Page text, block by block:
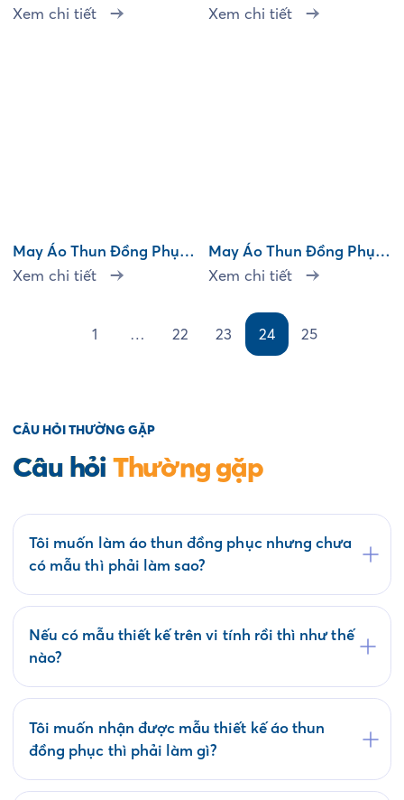
High Tide
Xem chi tiết
MT Group
Xem chi tiết
May Áo Thun Đồng Phục
Air Filtech – We Are Team
Xem chi tiết
May Áo Thun Đồng Phục
Indoguna – Vina Food
Xem chi tiết
1 … 22 23 24 25
CÂU HỎI THƯỜNG GẶP
Câu hỏiThường gặp
Tôi muốn làm áo thun đồng phục nhưng chưa
có mẫu thì phải làm sao?
phục có sẵn tại website saigonuniform.com hoặc
đến trực tiếp văn phòng Saigon Uniform tại địa
chỉ 21/6 Lê Thị Hà, Thới Tam Thôn, Hóc Môn để
Nếu có mẫu thiết kế trên vi tính rồi thì như thế
nào?
mẫu của Quý khách có phù hợp về kỹ thuật in áo
thun đồng phục không? Nếu duyệt mẫu chúng tôi
sẽ tiến hành ký kết hợp đồng và sản xuất hàng
Tôi muốn nhận được mẫu thiết kế áo thun
đồng phục thì phải làm gì?
các bước: